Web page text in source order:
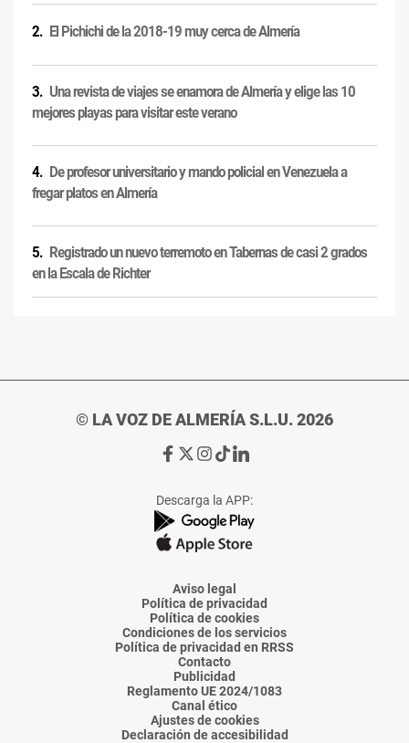
El Pichichi de la 2018-19 muy cerca de Almería
Una revista de viajes se enamora de Almería y elige las 10
mejores playas para visitar este verano
De profesor universitario y mando policial en Venezuela a
fregar platos en Almería
Registrado un nuevo terremoto en Tabernas de casi 2 grados
en la Escala de Richter
© LA VOZ DE ALMERÍA S.L.U. 2026
Ir
de
La
Voz
Almería
Ir
de
La
Voz
Almería
Ir
de
La
Voz
Almería
Ir
de
La
Voz
Almería
Ir
de
La
Voz
Descarga la APP:
Aviso legal
Política de privacidad
Política de cookies
Condiciones de los servicios
Política de privacidad en RRSS
Contacto
Publicidad
Reglamento UE 2024/1083
Canal ético
Ajustes de cookies
Declaración de accesibilidad